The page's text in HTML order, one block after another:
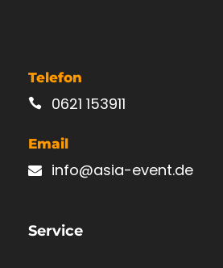
Telefon
0621 153911
Email
info@asia-event.de
Service